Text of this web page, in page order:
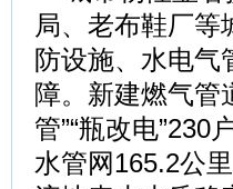
局、老布鞋厂等
防设施、水电气
障。新建燃气管
管”“瓶改电
水管网165.2公